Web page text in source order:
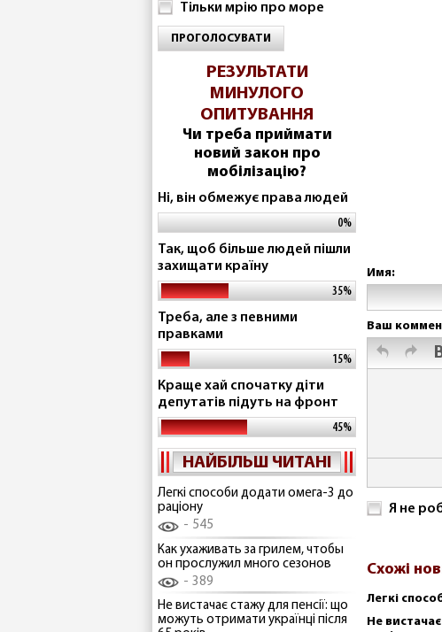
Тільки мрію про море
ПРОГОЛОСУВАТИ
РЕЗУЛЬТАТИ
МИНУЛОГО
ОПИТУВАННЯ
Чи треба приймати
новий закон про
мобілізацію?
Ні, він обмежує права людей
0%
Так, щоб більше людей пішли
захищати країну
35%
Треба, але з певними
правками
15%
Краще хай спочатку діти
депутатів підуть на фронт
45%
НАЙБІЛЬШ ЧИТАНІ
Легкі способи додати омега-3 до
раціону
545
Как ухаживать за грилем, чтобы
он прослужил много сезонов
389
Не вистачає стажу для пенсії: що
можуть отримати українці після
Имя:
Ваш
Я не
Схожі
Легкі
Не